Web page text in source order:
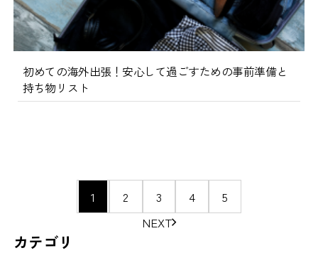
初めての海外出張！安心して過ごすための事前準備と
持ち物リスト
の
1 2 3 4
5
NEXT
カテゴリ